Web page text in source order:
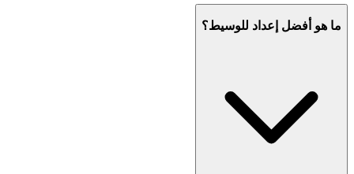
ما هو أفضل إعداد للوسيط؟